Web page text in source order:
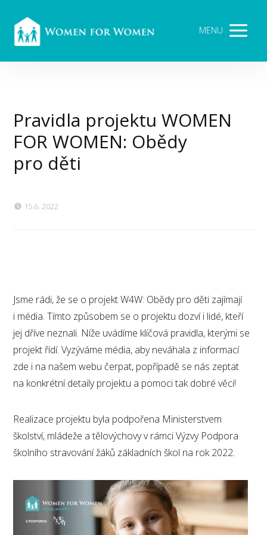
MENU
Pravidla projektu WOMEN
FOR WOMEN: Obědy
pro děti
15.6. 2022
Jsme rádi, že se o projekt W4W: Obědy pro děti zajímají
i média. Tímto způsobem se o projektu dozví i lidé, kteří
jej dříve neznali. Níže uvádíme klíčová pravidla, kterými se
projekt řídí. Vyzýváme média, aby neváhala z informací
zde i na našem webu čerpat, popřípadě se nás zeptat
na konkrétní detaily projektu a pomoci tak dobré věci!
Realizace projektu byla podpořena Ministerstvem
školství, mládeže a tělovýchovy v rámci Výzvy Podpora
školního stravování žáků základních škol na rok 2022.